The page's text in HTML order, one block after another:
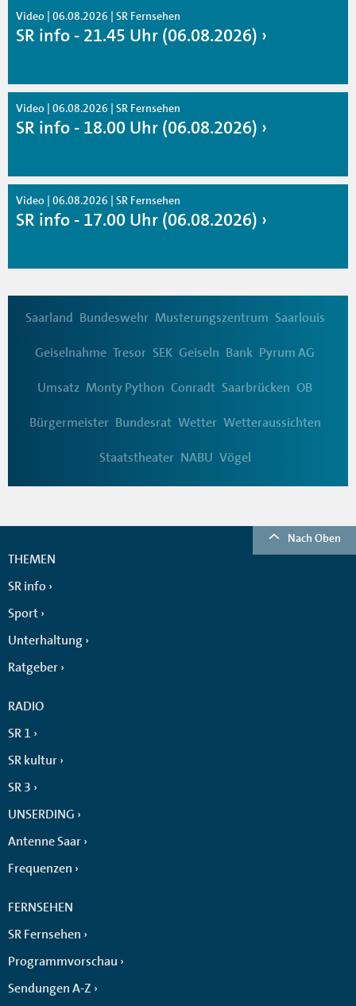
Video | 06.08.2026 | SR Fernsehen
SR info - 21.45 Uhr (06.08.2026)
Video | 06.08.2026 | SR Fernsehen
SR info - 18.00 Uhr (06.08.2026)
Video | 06.08.2026 | SR Fernsehen
SR info - 17.00 Uhr (06.08.2026)
Saarland Bundeswehr Musterungszentrum Saarlouis
Geiselnahme Tresor SEK Geiseln Bank Pyrum AG
Umsatz Monty Python Conradt Saarbrücken OB
Bürgermeister Bundesrat Wetter Wetteraussichten
Staatstheater NABU Vögel
Nach Oben
THEMEN
SR info
Sport
Unterhaltung
Ratgeber
RADIO
SR 1
SR kultur
SR 3
UNSERDING
Antenne Saar
Frequenzen
FERNSEHEN
SR Fernsehen
Programmvorschau
Sendungen A-Z